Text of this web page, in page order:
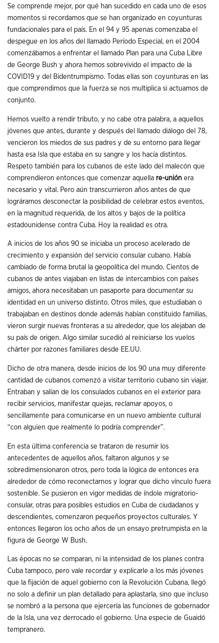
Se comprende mejor, por qué han sucedido en cada uno de esos
momentos si recordamos que se han organizado en coyunturas
fundacionales para el país. En el 94 y 95 apenas comenzaba el
despegue en los años del llamado Período Especial, en el 2004
comenzábamos a enfrentar el llamado Plan para una Cuba Libre
de George Bush y ahora hemos sobrevivido el impacto de la
COVID19 y del Bidentrumpismo. Todas ellas son coyunturas en las
que comprendimos que la fuerza se nos multiplica si actuamos de
conjunto.
Hemos vuelto a rendir tributo, y no cabe otra palabra, a aquellos
jóvenes que antes, durante y después del llamado diálogo del 78,
vencieron los miedos de sus padres y de su entorno para llegar
hasta esa Isla que estaba en su sangre y los hacía distintos.
Respeto también para los cubanos de este lado del malecón que
comprendieron entonces que comenzar aquella re-unión era
necesario y vital. Pero aún transcurrieron años antes de que
lográramos desconectar la posibilidad de celebrar estos eventos,
en la magnitud requerida, de los altos y bajos de la política
estadounidense contra Cuba. Hoy la realidad es otra.
A inicios de los años 90 se iniciaba un proceso acelerado de
crecimiento y expansión del servicio consular cubano. Había
cambiado de forma brutal la geopolítica del mundo. Cientos de
cubanos de antes viajaban en listas de intercambios con países
amigos, ahora necesitaban un pasaporte para documentar su
identidad en un universo distinto. Otros miles, que estudiaban o
trabajaban en destinos donde además habían constituido familias,
vieron surgir nuevas fronteras a su alrededor, que los alejaban de
su país de origen. Algo similar sucedió al reiniciarse los vuelos
chárter por razones familiares desde EE.UU.
Dicho de otra manera, desde inicios de los 90 una muy diferente
cantidad de cubanos comenzó a visitar territorio cubano sin viajar.
Entraban y salían de los consulados cubanos en el exterior para
recibir servicios, manifestar quejas, reclamar apoyos, o
sencillamente para comunicarse en un nuevo ambiente cultural
“con alguien que realmente lo podría comprender”.
En esta última conferencia se trataron de resumir los
antecedentes de aquellos años, faltaron algunos y se
sobredimensionaron otros, pero toda la lógica de entonces era
alrededor de cómo reconectarnos y lograr que dicho vínculo fuera
sostenible. Se pusieron en vigor medidas de índole migratorio-
consular, otras para posibles estudios en Cuba de ciudadanos y
descendientes, comenzaron pequeños proyectos culturales. Y
entonces llegaron los ocho años de un ensayo pretrumpista en la
figura de George W Bush.
Las épocas no se comparan, ni la intensidad de los planes contra
Cuba tampoco, pero vale recordar y explicarle a los más jóvenes
que la fijación de aquel gobierno con la Revolución Cubana, llegó
no solo a definir un plan detallado para aplastarla, sino que incluso
se nombró a la persona que ejercería las funciones de gobernador
de la Isla, una vez derrocado el gobierno. Una especie de Guaidó
tempranero.